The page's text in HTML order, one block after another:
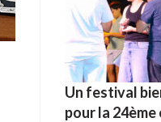
Un festival
pour la